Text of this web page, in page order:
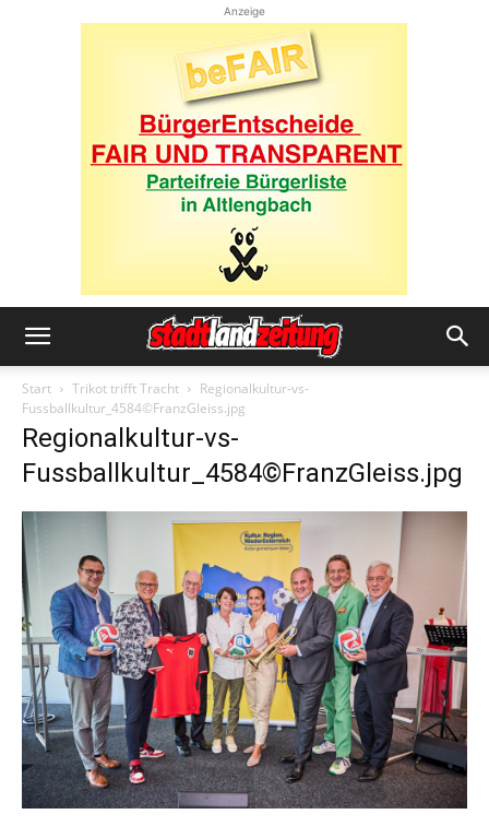
Anzeige
Start Trikot trifft Tracht
Regionalkultur-vs-
Fussballkultur_4584©FranzGleiss.jpg
Regionalkultur-vs-
Fussballkultur_4584©FranzGleiss.jpg